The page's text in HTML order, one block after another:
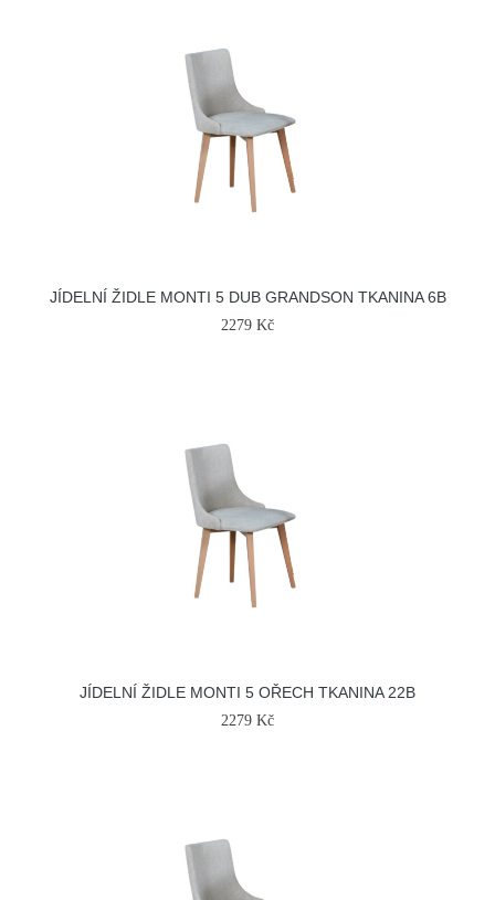
JÍDELNÍ ŽIDLE MONTI 5 DUB GRANDSON TKANINA 6B
2279 Kč
JÍDELNÍ ŽIDLE MONTI 5 OŘECH TKANINA 22B
2279 Kč